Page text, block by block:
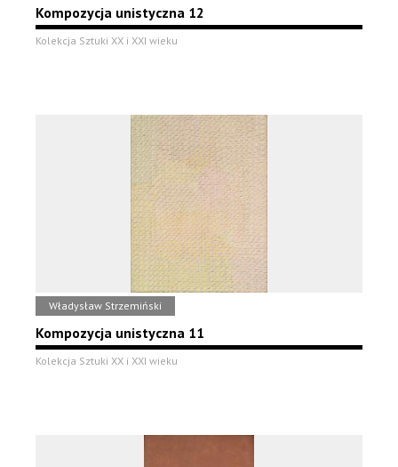
Kompozycja unistyczna 12
Kolekcja Sztuki XX i XXI wieku
Władysław Strzemiński
Kompozycja unistyczna 11
Kolekcja Sztuki XX i XXI wieku